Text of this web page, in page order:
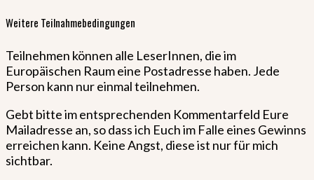
Weitere Teilnahmebedingungen
Teilnehmen können alle LeserInnen, die im
Europäischen Raum eine Postadresse haben. Jede
Person kann nur einmal teilnehmen.
Gebt bitte im entsprechenden Kommentarfeld Eure
Mailadresse an, so dass ich Euch im Falle eines Gewinns
erreichen kann. Keine Angst, diese ist nur für mich
sichtbar.